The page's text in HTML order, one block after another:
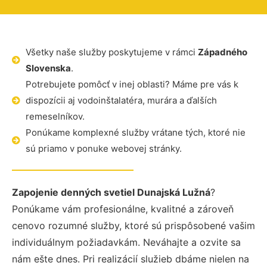
Všetky naše služby poskytujeme v rámci Západného
Slovenska.
Potrebujete pomôcť v inej oblasti? Máme pre vás k
dispozícii aj vodoinštalatéra, murára a ďalších
remeselníkov.
Ponúkame komplexné služby vrátane tých, ktoré nie
sú priamo v ponuke webovej stránky.
Zapojenie denných svetiel Dunajská Lužná?
Ponúkame vám profesionálne, kvalitné a zároveň
cenovo rozumné služby, ktoré sú prispôsobené vašim
individuálnym požiadavkám. Neváhajte a ozvite sa
nám ešte dnes. Pri realizácií služieb dbáme nielen na